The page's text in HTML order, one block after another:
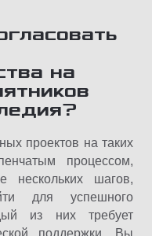
на
проектов на таких
процессом,
нескольких шагов,
для успешного
из них требует
поддержки. Вы